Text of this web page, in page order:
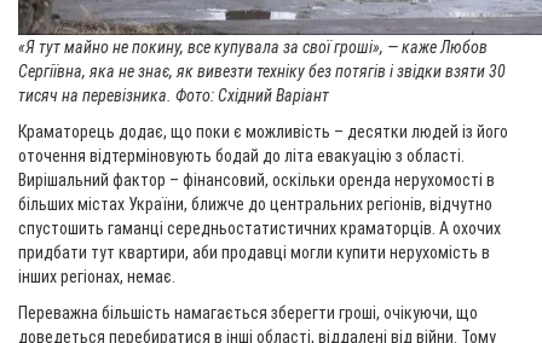
«Я тут майно не покину, все купувала за свої гроші», — каже Любов
Сергіївна, яка не знає, як вивезти техніку без потягів і звідки взяти 30
тисяч на перевізника. Фото: Східний Варіант
Краматорець додає, що поки є можливість – десятки людей із його
оточення відтерміновують бодай до літа евакуацію з області.
Вирішальний фактор – фінансовий, оскільки оренда нерухомості в
більших містах України, ближче до центральних регіонів, відчутно
спустошить гаманці середньостатистичних краматорців. А охочих
придбати тут квартири, аби продавці могли купити нерухомість в
інших регіонах, немає.
Переважна більшість намагається зберегти гроші, очікуючи, що
доведеться перебиратися в інші області, віддалені від війни. Тому